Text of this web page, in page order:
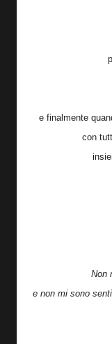
e finalmente
con
Non
e non mi sono